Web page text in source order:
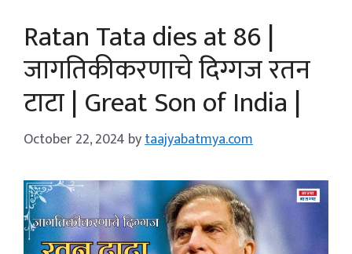
Ratan Tata dies at 86 |
जागतिकीकरणाचे दिग्गज रतन
टाटा | Great Son of India |
October 22, 2024 bytaajyabatmya.com